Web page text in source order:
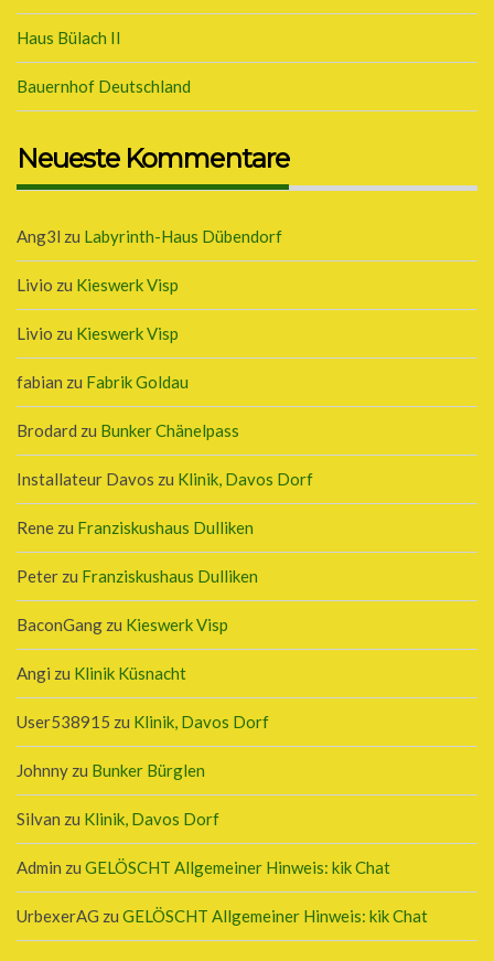
Haus Bülach II
Bauernhof Deutschland
Neueste Kommentare
Ang3l zu Labyrinth-Haus Dübendorf
Livio zu Kieswerk Visp
Livio zu Kieswerk Visp
fabian zu Fabrik Goldau
Brodard zu Bunker Chänelpass
Installateur Davos zu Klinik, Davos Dorf
Rene zu Franziskushaus Dulliken
Peter zu Franziskushaus Dulliken
BaconGang zu Kieswerk Visp
Angi zu Klinik Küsnacht
User538915 zu Klinik, Davos Dorf
Johnny zu Bunker Bürglen
Silvan zu Klinik, Davos Dorf
Admin zu GELÖSCHT Allgemeiner Hinweis: kik Chat
UrbexerAG zu GELÖSCHT Allgemeiner Hinweis: kik Chat